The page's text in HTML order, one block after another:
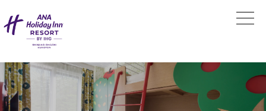
コ
ン
テ
ン